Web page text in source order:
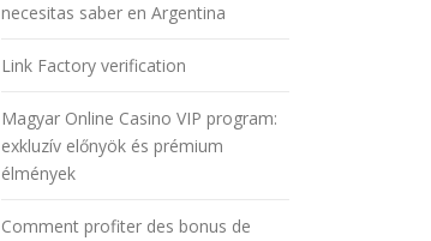
necesitas saber en Argentina
Link Factory verification
Magyar Online Casino VIP program:
exkluzív előnyök és prémium
élmények
Comment profiter des bonus de